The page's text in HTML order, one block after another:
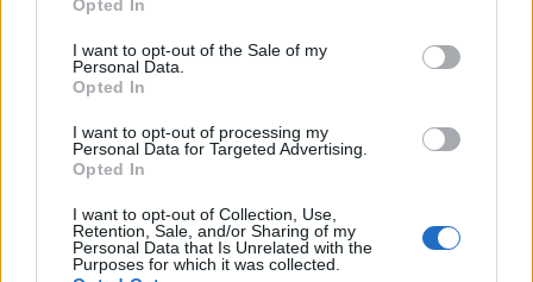
use your data for below specified purposes in below Google
consent section.
Opted In
I want to opt-out of the Sale of my
Personal Data.
Opted In
I want to opt-out of processing my
Personal Data for Targeted Advertising.
Opted In
I want to opt-out of Collection, Use,
Retention, Sale, and/or Sharing of my
Personal Data that Is Unrelated with the
Purposes for which it was collected.
Test tunnel Olbia: rampe chiuse ancora fino a
fine agosto
amate dell’estate 2026